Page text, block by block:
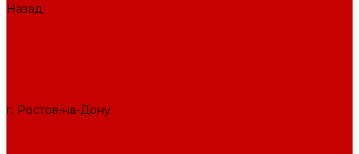
Назад
г. Ростов-на-Дону